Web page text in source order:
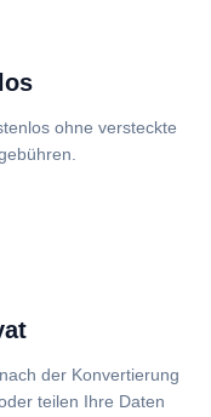
ohne versteckte
der Konvertierung
teilen Ihre Daten